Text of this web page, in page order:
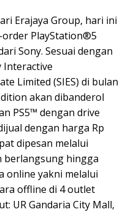
Erajaya Group, hari ini
PlayStation®5
Sony. Sesuai dengan
Interactive
Limited (SIES) di bulan
akan dibanderol
PS5™ dengan drive
dengan harga Rp
dipesan melalui
berlangsung hingga
online yakni melalui
offline di 4 outlet
UR Gandaria City Mall,